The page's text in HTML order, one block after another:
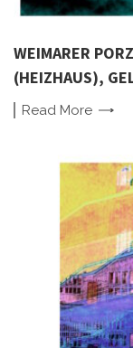
WEIMARER
(HEIZHAUS),
Read More